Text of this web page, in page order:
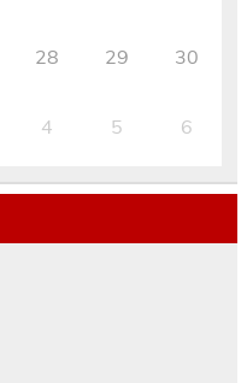
28 29 30
4 5 6